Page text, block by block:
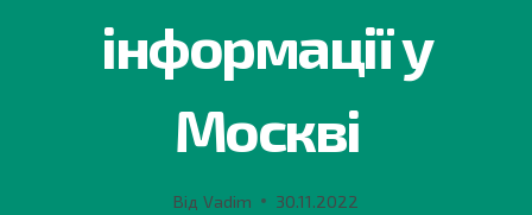
інформації у
Москві
Від Vadim 30.11.2022